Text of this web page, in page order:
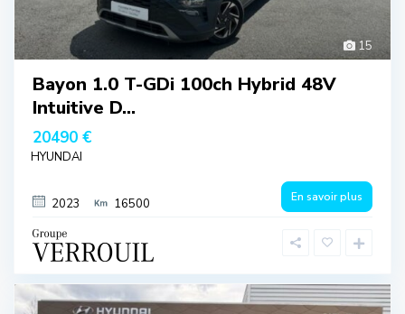
15
Bayon 1.0 T-GDi 100ch Hybrid 48V
Intuitive D...
20490 €
HYUNDAI
2023 16500 En savoir plus